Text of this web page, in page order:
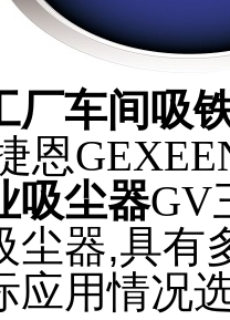
厂车间吸
恩
吸尘器GV
尘器,具有
应用情况